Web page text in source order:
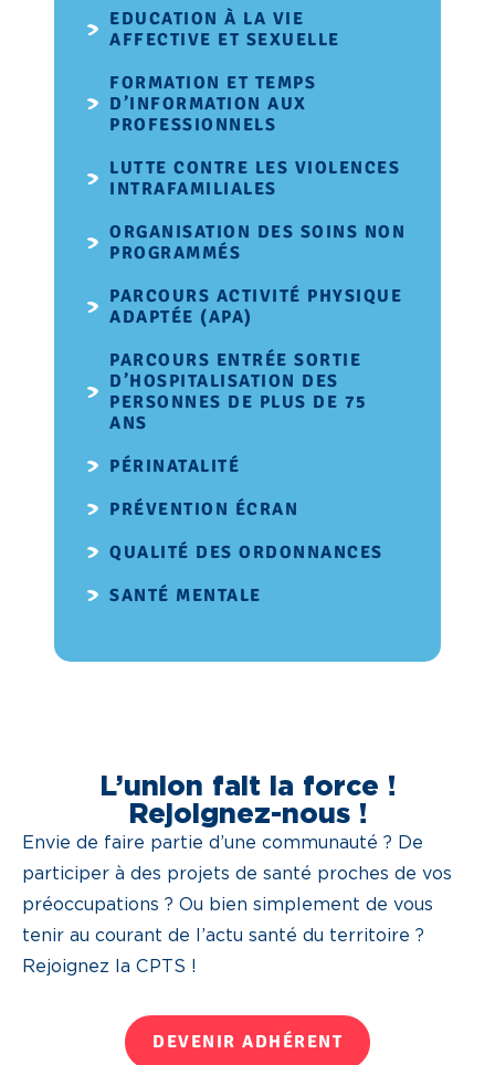
EDUCATION À LA VIE
AFFECTIVE ET SEXUELLE
FORMATION ET TEMPS
D’INFORMATION AUX
PROFESSIONNELS
LUTTE CONTRE LES VIOLENCES
INTRAFAMILIALES
ORGANISATION DES SOINS NON
PROGRAMMÉS
PARCOURS ACTIVITÉ PHYSIQUE
ADAPTÉE (APA)
PARCOURS ENTRÉE SORTIE
D’HOSPITALISATION DES
PERSONNES DE PLUS DE 75
ANS
PÉRINATALITÉ
PRÉVENTION ÉCRAN
QUALITÉ DES ORDONNANCES
SANTÉ MENTALE
L’union fait la force !
Rejoignez-nous !
Envie de faire partie d’une communauté ? De
participer à des projets de santé proches de vos
préoccupations ? Ou bien simplement de vous
tenir au courant de l’actu santé du territoire ?
Rejoignez la CPTS !
DEVENIR ADHÉRENT